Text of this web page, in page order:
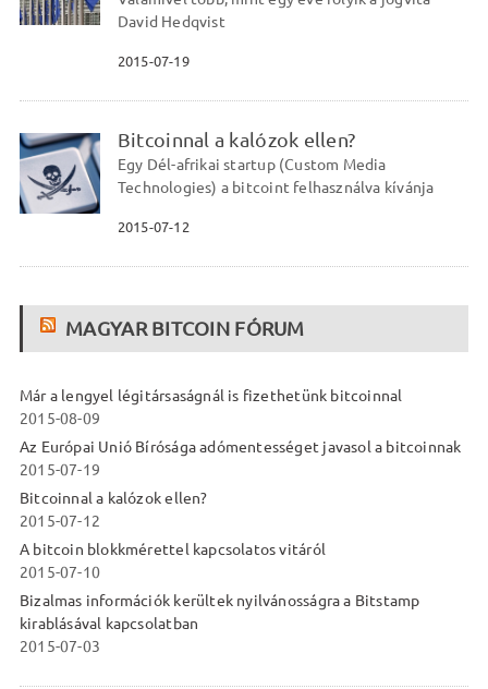
David Hedqvist
2015-07-19
Bitcoinnal a kalózok ellen?
Egy Dél-afrikai startup (Custom Media
Technologies) a bitcoint felhasználva kívánja
2015-07-12
MAGYAR BITCOIN FÓRUM
Már a lengyel légitársaságnál is fizethetünk bitcoinnal
2015-08-09
Az Európai Unió Bírósága adómentességet javasol a bitcoinnak
2015-07-19
Bitcoinnal a kalózok ellen?
2015-07-12
A bitcoin blokkmérettel kapcsolatos vitáról
2015-07-10
Bizalmas információk kerültek nyilvánosságra a Bitstamp
kirablásával kapcsolatban
2015-07-03